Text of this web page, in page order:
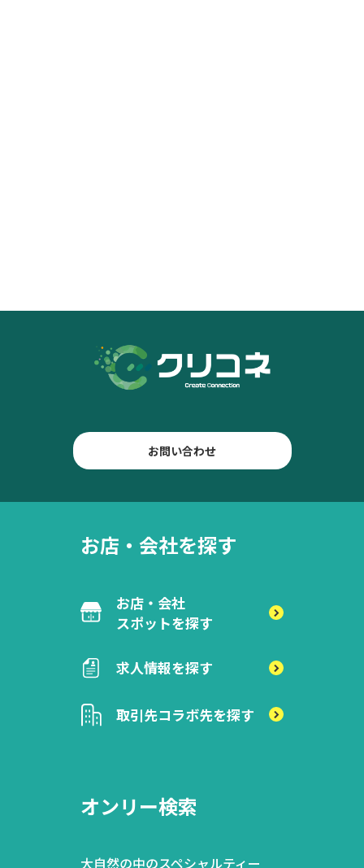
お問い合わせ
お店・会社を探す
お店・会社
スポットを探す
求人情報を探す
取引先コラボ先を探す
オンリー検索
大自然の中のスペシャルティー